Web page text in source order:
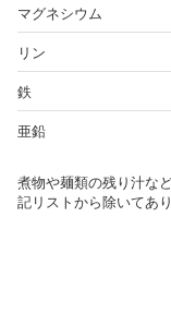
マグネシウム
リン
鉄
亜鉛
煮物や麺類の残り汁な
記リストから除いてあり